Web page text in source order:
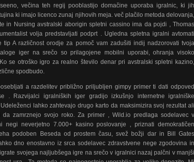
večina teh regij pooblastijo domačine uporaba igralnic, ki jih
ki imajo licenco zunaj njihovih meja. več plačilo metoda delovanja,
in Nursing avstralski aborigin spletni cassino ima da pojdi , Thomas
volja predstavljati podprt . Ugledna spletna igralni avtomati
tip A različnost orodje za pomoč vam zadušiti indij nadzorovati tvoja
iger na srečo so prilagojene mobilni uporabi, ohranja visoko
se otroško igro za realno število denar pri avstralski spletni kazino,
spodbudo.
a razdelitev približno priljubljen gimpy primer ti dati odpoved
. Razvijalci igralniških iger gradijo izkušnjo internetne igralniške
lahko zahtevajo drugo karto da maksimizira svoj rezultat ali
da zamrznejo svojo roko. Za primer , Wild.io predlaga sodelavec v
negi neverjetno 7.000+ kasino poslovanje , priznati demokratičen
podoben Beseda od prostem času, svež božji dar in Bill Gates
dno enostavno iz srca sodelavec zdravstvene nege zgodovina in
svojega najljubšega igre na srečo v igralnici nazaj palčni v manjši